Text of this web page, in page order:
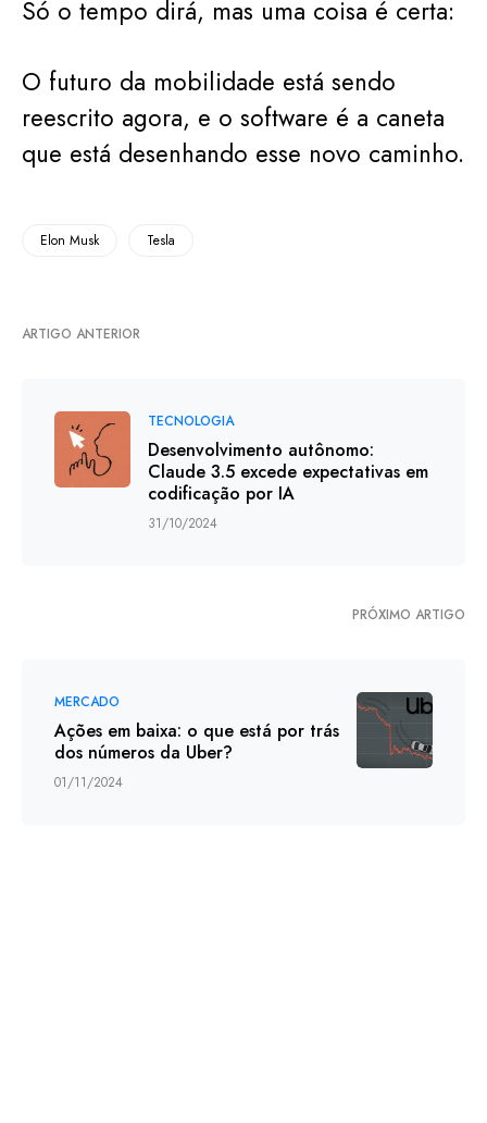
Só o tempo dirá, mas uma coisa é certa:
O futuro da mobilidade está sendo
reescrito agora, e o software é a caneta
que está desenhando esse novo caminho.
Elon Musk Tesla
ARTIGO ANTERIOR
TECNOLOGIA
Desenvolvimento autônomo:
Claude 3.5 excede expectativas em
codificação por IA
31/10/2024
PRÓXIMO ARTIGO
MERCADO
Ações em baixa: o que está por trás
dos números da Uber?
01/11/2024